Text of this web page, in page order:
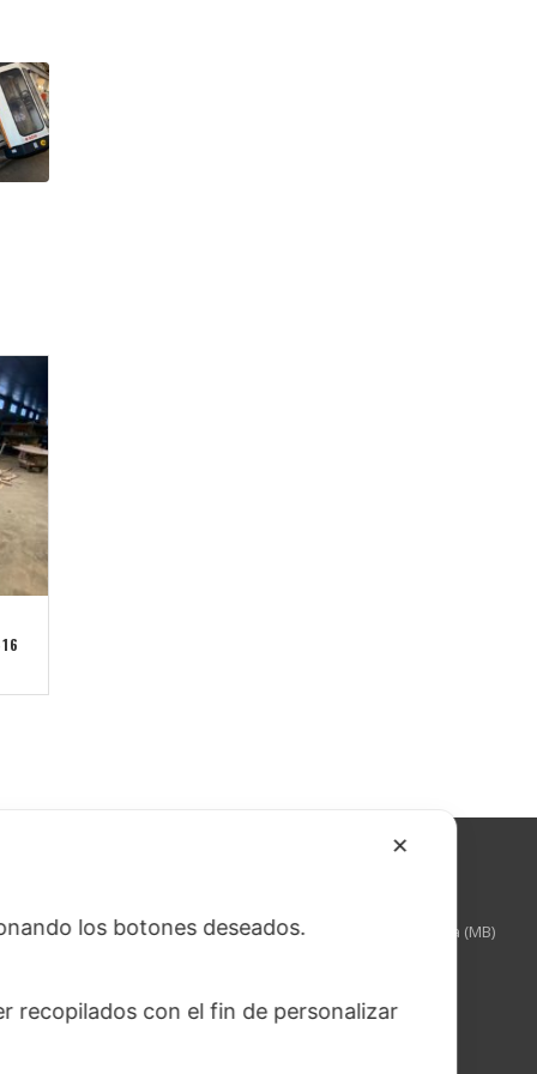
Via Torquato Tasso, 3 – 20825 – Barlassina (MB)
fax: +39 0362 689103
✕
los botones deseados.
recopilados con el fin de personalizar